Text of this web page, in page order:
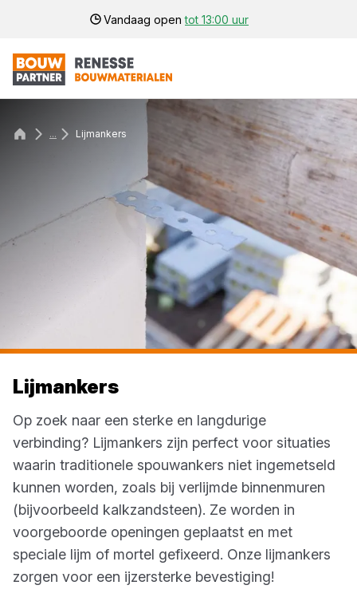
Vandaag opentot 13:00 uur
... Lijmankers
Lijmankers
Op zoek naar een sterke en langdurige
verbinding? Lijmankers zijn perfect voor situaties
waarin traditionele spouwankers niet ingemetseld
kunnen worden, zoals bij verlijmde binnenmuren
(bijvoorbeeld kalkzandsteen). Ze worden in
voorgeboorde openingen geplaatst en met
speciale lijm of mortel gefixeerd. Onze lijmankers
zorgen voor een ijzersterke bevestiging!